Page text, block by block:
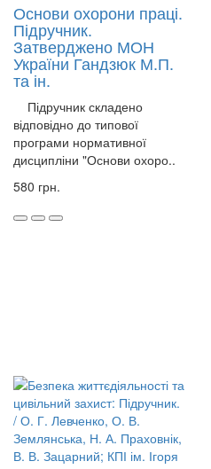
Основи охорони праці.
Підручник.
Затверджено МОН
України Гандзюк М.П.
та ін.
Підручник складено
відповідно до типової
програми нормативної
дисципліни "Основи охоро..
580 грн.